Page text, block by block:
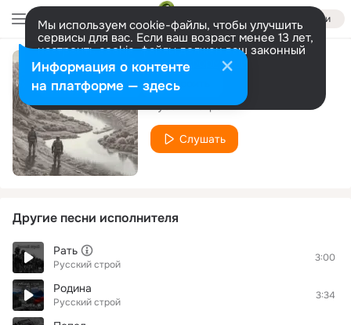
Войти
Мы используем cookie-файлы, чтобы улучшить
сервисы для вас. Если ваш возраст менее 13 лет,
настроить cookie-файлы должен ваш законный
представитель. Больше информации
Разрешить все Настроить
Река времени
Русский строй
Слушать
Другие песни исполнителя
Рать
Русский строй
3:00
Родина
Русский строй
3:34
Информация о контенте
на платформе — здесь